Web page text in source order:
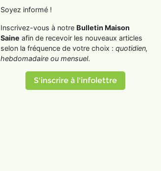
Soyez informé !
Inscrivez-vous à notre Bulletin Maison
Saine afin de recevoir les nouveaux articles
selon la fréquence de votre choix : quotidien,
hebdomadaire ou mensuel.
S'inscrire à l'infolettre